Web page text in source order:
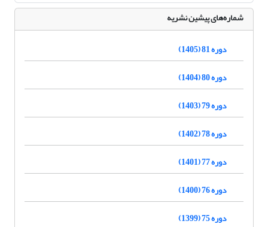
شماره‌های پیشین نشریه
دوره 81 (1405)
دوره 80 (1404)
دوره 79 (1403)
دوره 78 (1402)
دوره 77 (1401)
دوره 76 (1400)
دوره 75 (1399)